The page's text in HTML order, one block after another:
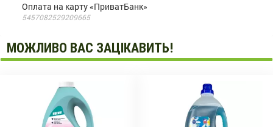
Оплата на карту «ПриватБанк»
5457082529209665
МОЖЛИВО ВАС ЗАЦІКАВИТЬ!